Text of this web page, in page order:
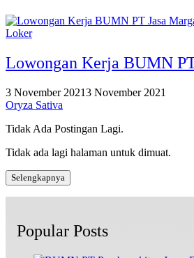
Loker
Lowongan Kerja BUMN
3 November 20213 November 2021
Oryza Sativa
Tidak Ada Postingan Lagi.
Tidak ada lagi halaman untuk dimuat.
Selengkapnya
Popular Posts